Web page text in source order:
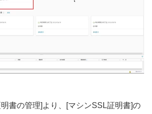
書の管理]より、[マシンSSL証明書]の